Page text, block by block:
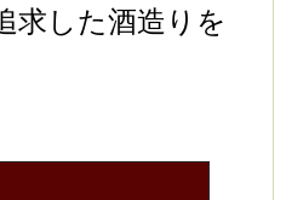
求した酒造りを